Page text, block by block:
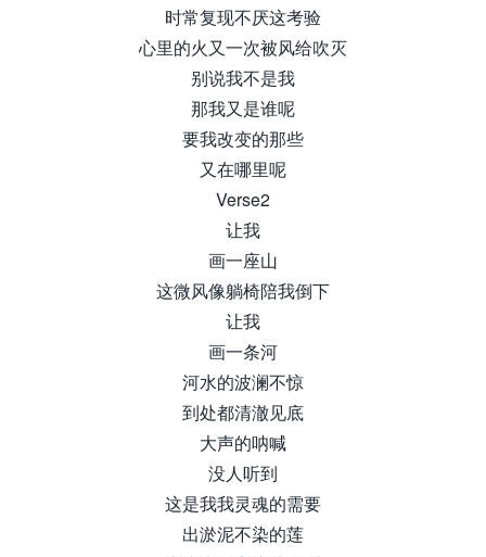
时常复现不厌这考验
心里的火又一次被风给吹灭
别说我不是我
那我又是谁呢
要我改变的那些
又在哪里呢
Verse2
让我
画一座山
这微风像躺椅陪我倒下
让我
画一条河
河水的波澜不惊
到处都清澈见底
大声的呐喊
没人听到
这是我我灵魂的需要
出淤泥不染的莲